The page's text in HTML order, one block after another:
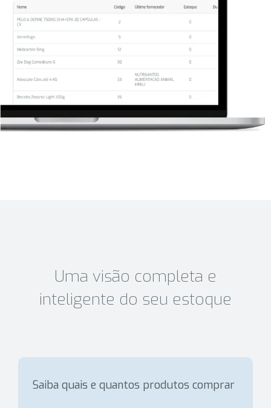
Uma visão completa e
inteligente do seu estoque
Saiba quais e quantos produtos comprar